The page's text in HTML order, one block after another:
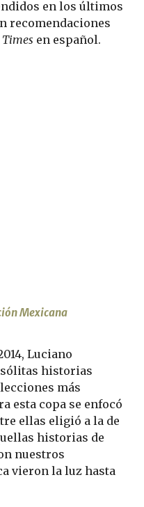
en los últimos
recomendaciones
en español.
Mexicana
Luciano
historias
más
esta copa se enfocó
ellas eligió a la de
historias de
nuestros
vieron la luz hasta